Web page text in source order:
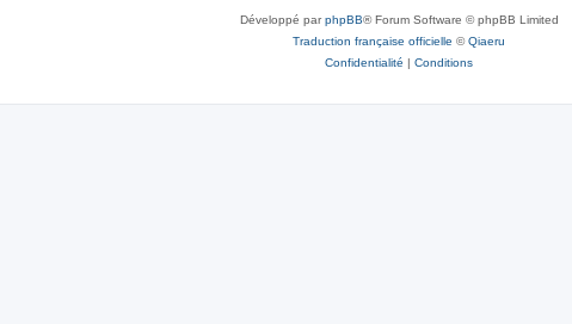
Développé parphpBB® Forum Software © phpBB Limited
Traduction française officielle ©Qiaeru
Confidentialité | Conditions